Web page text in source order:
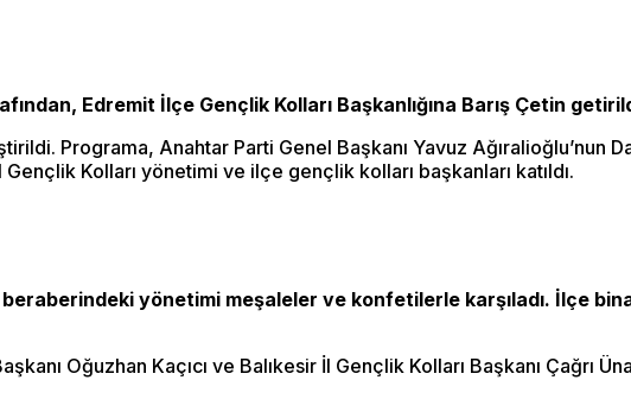
Edremit İlçe Gençlik Kolları Başkanlığına Barış Çetin
Programa, Anahtar Parti Genel Başkanı Yavuz Ağıralioğlu’nun
Kolları yönetimi ve ilçe gençlik kolları başkanları katıldı.
beraberindeki yönetimi meşaleler ve konfetilerle karşıladı. İlçe
Oğuzhan Kaçıcı ve Balıkesir İl Gençlik Kolları Başkanı Çağrı